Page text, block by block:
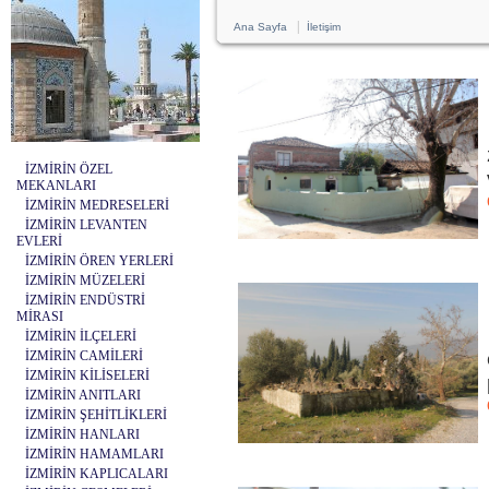
İZMİRİN ÖZEL
MEKANLARI
İZMİRİN MEDRESELERİ
İZMİRİN LEVANTEN
EVLERİ
İZMİRİN ÖREN YERLERİ
İZMİRİN MÜZELERİ
İZMİRİN ENDÜSTRİ
MİRASI
İZMİRİN İLÇELERİ
İZMİRİN CAMİLERİ
İZMİRİN KİLİSELERİ
İZMİRİN ANITLARI
İZMİRİN ŞEHİTLİKLERİ
İZMİRİN HANLARI
İZMİRİN HAMAMLARI
İZMİRİN KAPLICALARI
Ana Sayfa İletişim